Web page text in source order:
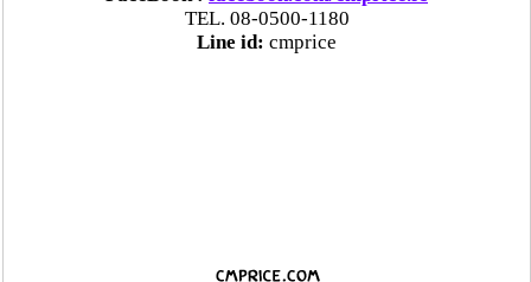
TEL. 08-0500-1180
Line id: cmprice